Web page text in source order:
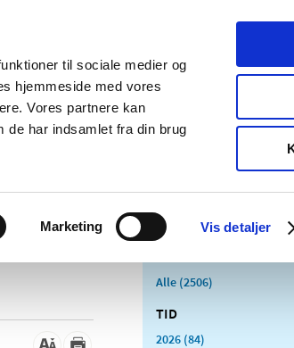
til sociale medier og
hjemmeside med vores
Vores partnere kan
de har indsamlet fra din brug
Marketing Vis detaljer
Kontakt Udgivelser
salg af
Medicinsk
Særlige
Alle (2506)
TID
2026 (84)